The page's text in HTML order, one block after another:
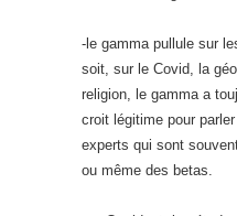
-le gamma pullule sur
soit, sur le Covid, la
religion, le gamma a
croit légitime pour
experts qui sont
ou même des betas.